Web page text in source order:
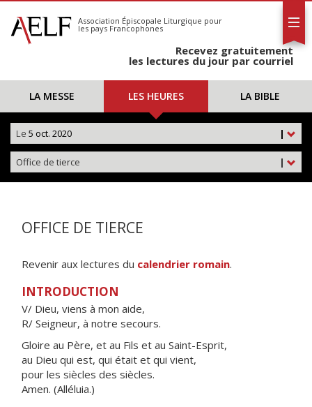
S'abonner
Calendrier
Association Épiscopale Liturgique pour
les pays Francophones
Recevez gratuitement
les lectures du jour par courriel
LA MESSE LES HEURES LA BIBLE
|
Le 5 oct. 2020
|
Office de tierce
OFFICE DE TIERCE
Revenir aux lectures du calendrier romain.
INTRODUCTION
V/ Dieu, viens à mon aide,
R/ Seigneur, à notre secours.
Gloire au Père, et au Fils et au Saint-Esprit,
au Dieu qui est, qui était et qui vient,
pour les siècles des siècles.
Amen. (Alléluia.)